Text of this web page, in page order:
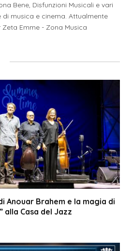
Bene, Disfunzioni Musicali e vari
di musica e cinema. Attualmente
Zeta Emme - Zona Musica
Anouar Brahem e la magia di
alla Casa del Jazz